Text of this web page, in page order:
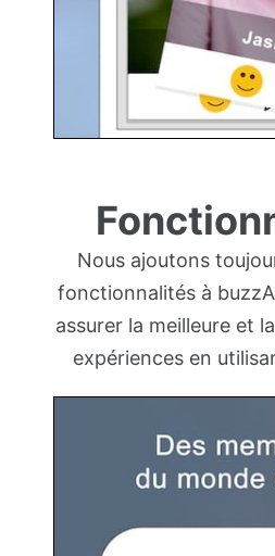
Nous ajoutons
fonctionnalités à
assurer la meilleure et
expériences en